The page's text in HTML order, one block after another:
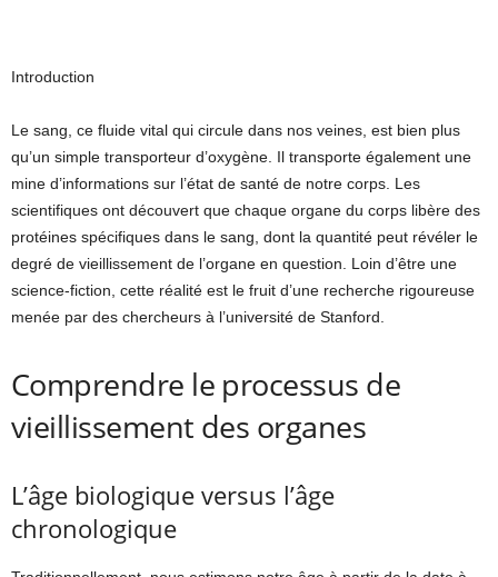
Introduction
Le sang, ce fluide vital qui circule dans nos veines, est bien plus
qu’un simple transporteur d’oxygène. Il transporte également une
mine d’informations sur l’état de santé de notre corps. Les
scientifiques ont découvert que chaque organe du corps libère des
protéines spécifiques dans le sang, dont la quantité peut révéler le
degré de vieillissement de l’organe en question. Loin d’être une
science-fiction, cette réalité est le fruit d’une recherche rigoureuse
menée par des chercheurs à l’université de Stanford.
Comprendre le processus de
vieillissement des organes
L’âge biologique versus l’âge
chronologique